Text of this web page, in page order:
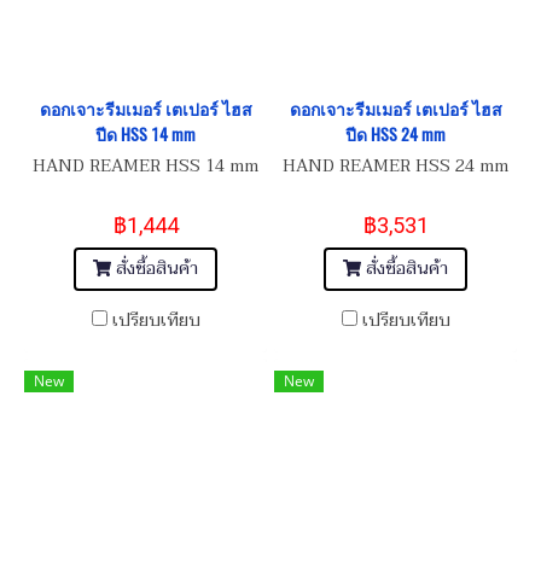
ดอกเจาะรีมเมอร์ เตเปอร์ ไฮส
ปีด HSS 14 mm
HAND REAMER HSS 14 mm
฿1,444
สั่งซื้อสินค้า
เปรียบเทียบ
ดอกเจาะรีมเมอร์ เตเปอร์ ไฮส
ปีด HSS 24 mm
HAND REAMER HSS 24 mm
฿3,531
สั่งซื้อสินค้า
เปรียบเทียบ
New New